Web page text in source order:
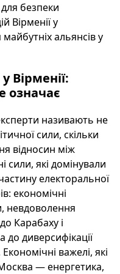
безпеки
Вірменії у
альянсів у
Вірменії:
означає
називають не
сили, скільки
відносин між
сили, які домінували
електоральної
економічні
невдоволення
Карабаху і
до диверсифікації
важелі, які
— енергетика,